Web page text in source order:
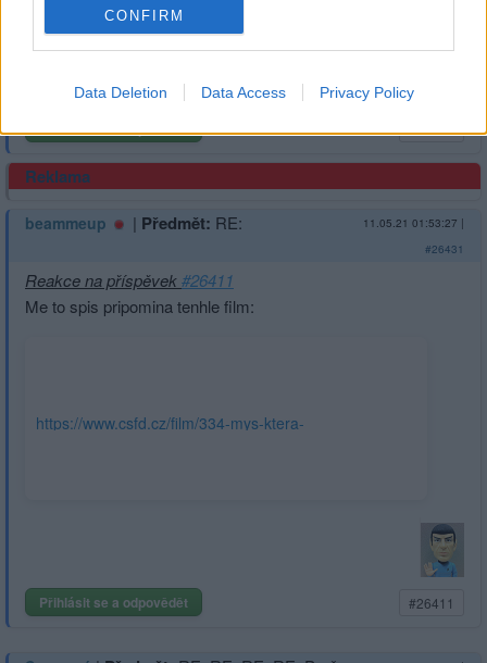
CONFIRM
Data Deletion Data Access Privacy Policy
spravcovstvi do prdele.
Přihlásit se a odpovědět #26430
Reklama
beammeup | Předmět: RE: 11.05.21 01:53:27 |
#26431
Reakce na příspěvek#26411
Me to spis pripomina tenhle film:
https://www.csfd.cz/film/334-mys-ktera-
Přihlásit se a odpovědět #26411